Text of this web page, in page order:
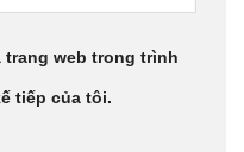
trang web trong trình
tiếp của tôi.